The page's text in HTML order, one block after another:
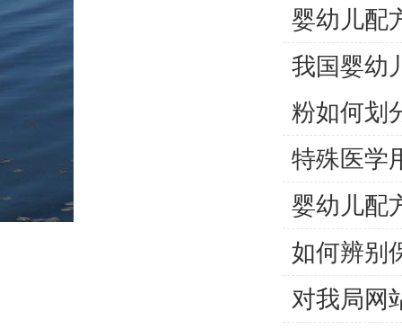
婴幼儿配
我国婴幼
粉如何划
特殊医学
婴幼儿配
如何辨别
对我局网